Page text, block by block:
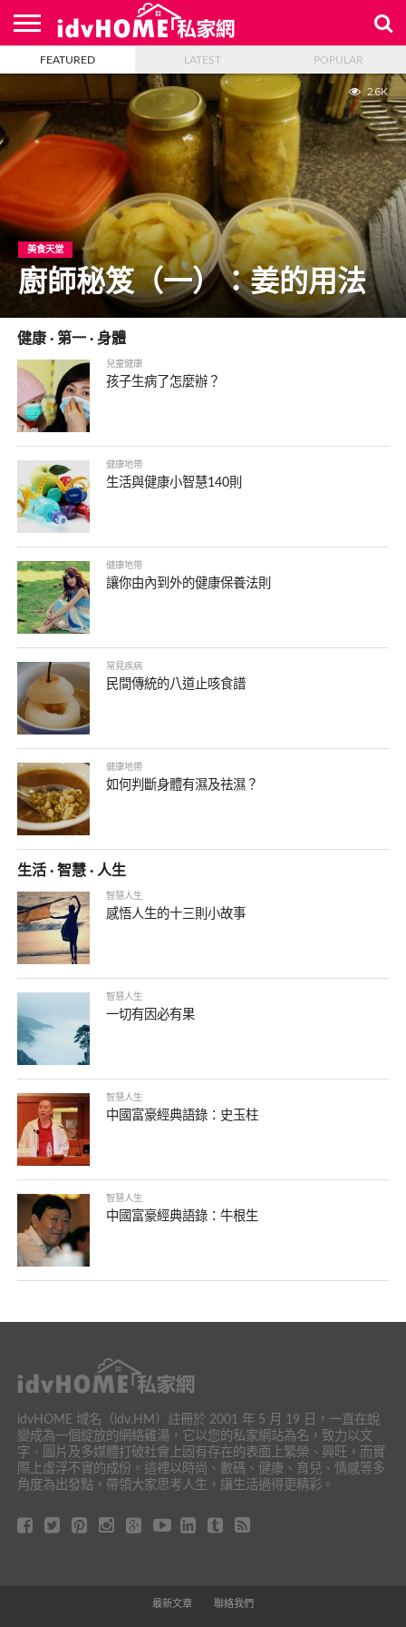
最
新
章
我
們
FEATURED LATEST POPULAR
美食天堂
廚師秘笈（一）：姜的用法
2.6K
健康 · 第一 · 身體
兒童健康
孩子生病了怎麼辦？
健康地帶
生活與健康小智慧140則
健康地帶
讓你由內到外的健康保養法則
常見疾病
民間傳統的八道止咳食譜
健康地帶
如何判斷身體有濕及祛濕？
生活 · 智慧 · 人生
智慧人生
感悟人生的十三則小故事
智慧人生
一切有因必有果
智慧人生
中國富豪經典語錄：史玉柱
智慧人生
中國富豪經典語錄：牛根生
idvHOME 域名（idv.HM）註冊於 2001 年 5 月 19 日，一直在蛻
變成為一個綻放的網絡雞湯，它以您的私家網站為名，致力以文
字、圖片及多媒體打破社會上固有存在的表面上繁榮、興旺，而實
際上虛浮不實的成份。這裡以時尚、數碼、健康、育兒、情感等多
角度為出發點，帶領大家思考人生，讓生活過得更精彩。
最新文章 聯絡我們